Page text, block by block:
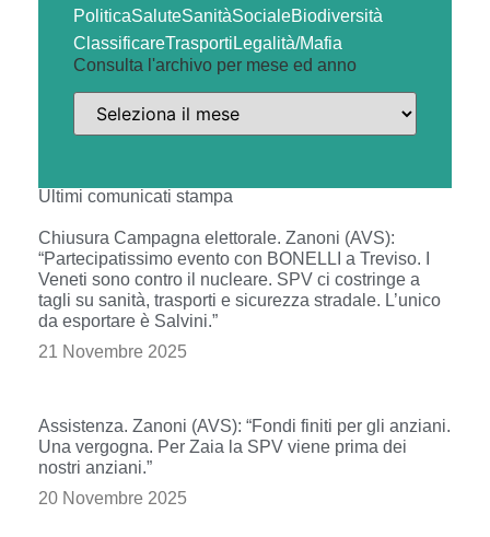
PoliticaSaluteSanitàSocialeBiodiversità
ClassificareTrasporti Legalità/Mafia
Consulta l'archivo per mese ed anno
Ultimi comunicati stampa
Chiusura Campagna elettorale. Zanoni (AVS):
“Partecipatissimo evento con BONELLI a Treviso. I
Veneti sono contro il nucleare. SPV ci costringe a
tagli su sanità, trasporti e sicurezza stradale. L’unico
da esportare è Salvini.”
21 Novembre 2025
Assistenza. Zanoni (AVS): “Fondi finiti per gli anziani.
Una vergogna. Per Zaia la SPV viene prima dei
nostri anziani.”
20 Novembre 2025